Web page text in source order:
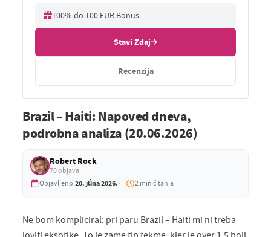
100% do 100 EUR Bonus
Stavi Zdaj
Recenzija
Brazil – Haiti: Napoved dneva,
podrobna analiza (20.06.2026)
Robert Rock
70 objava
Objavljeno:20. júna 2026. 2 min čitanja
Ne bom kompliciral: pri paru Brazil – Haiti mi ni treba